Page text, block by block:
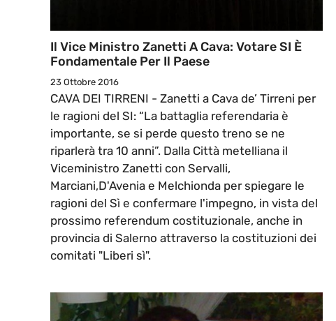
Il Vice Ministro Zanetti A Cava: Votare SI È
Fondamentale Per Il Paese
23 Ottobre 2016
CAVA DEI TIRRENI - Zanetti a Cava de’ Tirreni per
le ragioni del SI: “La battaglia referendaria è
importante, se si perde questo treno se ne
riparlerà tra 10 anni”. Dalla Città metelliana il
Viceministro Zanetti con Servalli,
Marciani,D'Avenia e Melchionda per spiegare le
ragioni del Sì e confermare l'impegno, in vista del
prossimo referendum costituzionale, anche in
provincia di Salerno attraverso la costituzioni dei
comitati "Liberi sì".